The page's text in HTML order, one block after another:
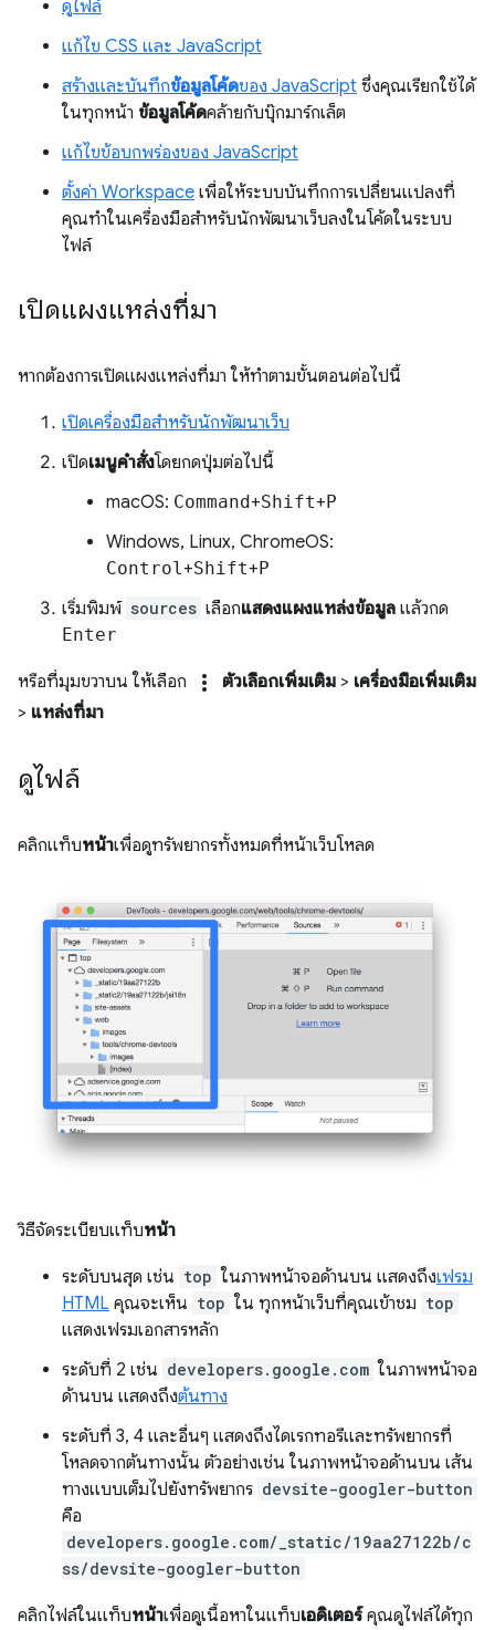
ดูไฟล์
แก้ไข CSS และ JavaScript
สร้างและบันทึกข้อมูลโค้ดของ JavaScript ซึ่งคุณเรียกใช้ได้
ในทุกหน้า ข้อมูลโค้ดคล้ายกับบุ๊กมาร์กเล็ต
แก้ไขข้อบกพร่องของ JavaScript
ตั้งค่า Workspace เพื่อให้ระบบบันทึกการเปลี่ยนแปลงที่
คุณทำในเครื่องมือสำหรับนักพัฒนาเว็บลงในโค้ดในระบบ
ไฟล์
เปิดแผงแหล่งที่มา
หากต้องการเปิดแผงแหล่งที่มา ให้ทำตามขั้นตอนต่อไปนี้
เปิดเครื่องมือสำหรับนักพัฒนาเว็บ
เปิดเมนูคำสั่งโดยกดปุ่มต่อไปนี้
macOS: Command+Shift+P
Windows, Linux, ChromeOS:
Control+Shift+P
เริ่มพิมพ์ sources เลือกแสดงแผงแหล่งข้อมูล แล้วกด
Enter
หรือที่มุมขวาบน ให้เลือก more_vert ตัวเลือกเพิ่มเติม > เครื่องมือเพิ่มเติม
> แหล่งที่มา
ดูไฟล์
คลิกแท็บหน้าเพื่อดูทรัพยากรทั้งหมดที่หน้าเว็บโหลด
วิธีจัดระเบียบแท็บหน้า
ระดับบนสุด เช่น top ในภาพหน้าจอด้านบน แสดงถึงเฟรม
HTML คุณจะเห็น top ใน ทุกหน้าเว็บที่คุณเข้าชม top
แสดงเฟรมเอกสารหลัก
ระดับที่ 2 เช่น developers.google.com ในภาพหน้าจอ
ด้านบน แสดงถึงต้นทาง
ระดับที่ 3, 4 และอื่นๆ แสดงถึงไดเรกทอรีและทรัพยากรที่
โหลดจากต้นทางนั้น ตัวอย่างเช่น ในภาพหน้าจอด้านบน เส้น
ทางแบบเต็มไปยังทรัพยากร devsite-googler-button
คือ
developers.google.com/_static/19aa27122b/c
ss/devsite-googler-button
คลิกไฟล์ในแท็บหน้าเพื่อดูเนื้อหาในแท็บเอดิเตอร์คุณดูไฟล์ได้ทุก